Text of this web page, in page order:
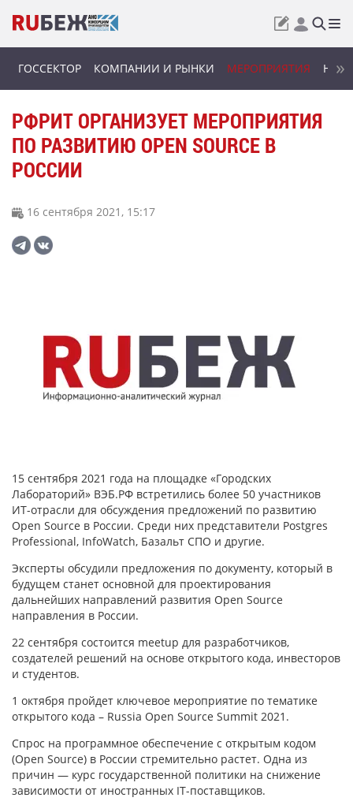
ГОССЕКТОР КОМПАНИИ И РЫНКИ МЕРОПРИЯТИЯ
РФРИТ ОРГАНИЗУЕТ МЕРОПРИЯТИЯ
ПО РАЗВИТИЮ OPEN SOURCE В
РОССИИ
16 сентября 2021, 15:17
15 сентября 2021 года на площадке «Городских
Лабораторий» ВЭБ.РФ встретились более 50 участников
ИТ-отрасли для обсуждения предложений по развитию
Open Source в России. Среди них представители Postgres
Professional, InfoWatch, Базальт СПО и другие.
Эксперты обсудили предложения по документу, который в
будущем станет основной для проектирования
дальнейших направлений развития Open Source
направления в России.
22 сентября состоится meetup для разработчиков,
создателей решений на основе открытого кода, инвесторов
и студентов.
1 октября пройдет ключевое мероприятие по тематике
открытого кода – Russia Open Source Summit 2021.
Спрос на программное обеспечение с открытым кодом
(Open Source) в России стремительно растет. Одна из
причин — курс государственной политики на снижение
зависимости от иностранных IT-поставщиков.